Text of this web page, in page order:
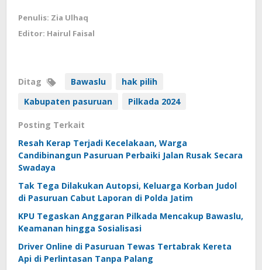
Penulis: Zia Ulhaq
Editor: Hairul Faisal
Ditag Bawaslu
hak pilih
Kabupaten pasuruan
Pilkada 2024
Posting Terkait
Resah Kerap Terjadi Kecelakaan, Warga
Candibinangun Pasuruan Perbaiki Jalan Rusak Secara
Swadaya
Tak Tega Dilakukan Autopsi, Keluarga Korban Judol
di Pasuruan Cabut Laporan di Polda Jatim
KPU Tegaskan Anggaran Pilkada Mencakup Bawaslu,
Keamanan hingga Sosialisasi
Driver Online di Pasuruan Tewas Tertabrak Kereta
Api di Perlintasan Tanpa Palang